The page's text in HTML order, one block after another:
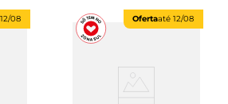
12/08 Ofertaaté 12/08